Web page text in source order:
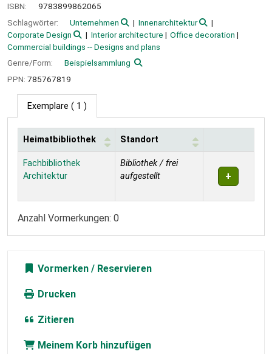
ISBN:
9783899862065
Schlagwörter:
Unternehmen
Innenarchitektur
Corporate Design
Interior architecture
Office decoration
Commercial buildings -- Designs and plans
Genre/Form:
Beispielsammlung
PPN: 785767819
Exemplare ( 1 )
Exemplare
Heimatbibliothek Standort
Fachbibliothek
Architektur
Bibliothek / frei
aufgestellt
Anzahl Vormerkungen: 0
Vormerken
Drucken
Zitieren
Meinem Korb hinzufügen